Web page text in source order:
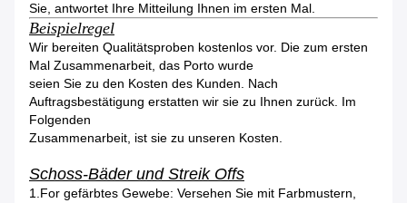
Sie, antwortet Ihre Mitteilung Ihnen im ersten Mal.
Beispielregel
Wir bereiten Qualitätsproben kostenlos vor. Die zum ersten
Mal Zusammenarbeit, das Porto wurde
seien Sie zu den Kosten des Kunden. Nach
Auftragsbestätigung erstatten wir sie zu Ihnen zurück. Im
Folgenden
Zusammenarbeit, ist sie zu unseren Kosten.
Schoss-Bäder und Streik Offs
1.For gefärbtes Gewebe: Versehen Sie mit Farbmustern,